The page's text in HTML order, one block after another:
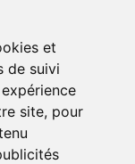
et
de suivi
site, pour